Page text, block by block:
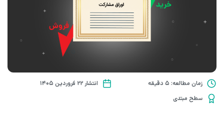
زمان مطالعه: 5 دقیقه
انتشار ۲۲ فروردین ۱۴۰۵
سطح مبتدی